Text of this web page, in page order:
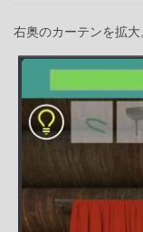
右奥のカーテンを拡大